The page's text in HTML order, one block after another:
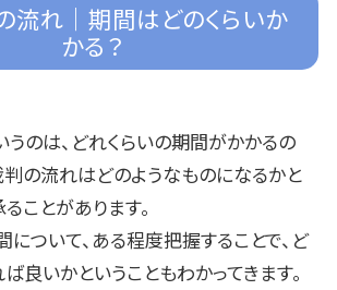
流れ｜期間はどのくらいか
かる？
のは、どれくらいの期間がかかるの
の流れはどのようなものになるかと
ことがあります。
ついて、ある程度把握することで、ど
良いかということもわかってきます。